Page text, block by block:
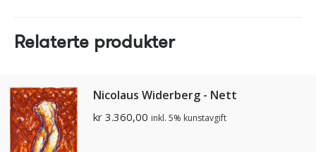
Relaterte produkter
Nicolaus Widerberg - Nett
kr 3.360,00 inkl. 5% kunstavgift